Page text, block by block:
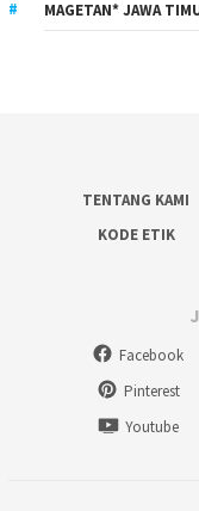
MAGETAN* JAWA
TENTANG KAMI
KODE ETIK
Facebook
Pinterest
Youtube